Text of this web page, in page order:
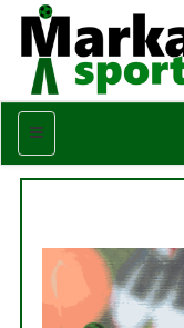
منو